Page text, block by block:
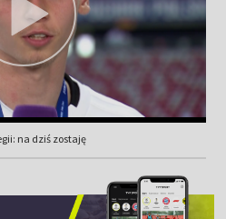
na dziś zostaję